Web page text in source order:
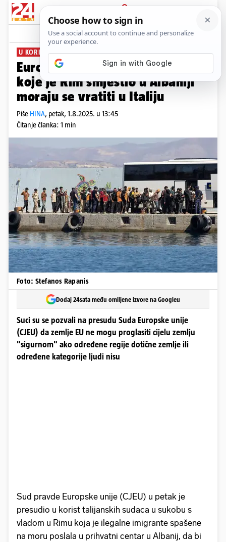
PRIJAVA
News Komentari
U KORIST TALIJANSKIH SUDACA
Europski sud odlučio: Imigranti
koje je Rim smjestio u Albaniji
moraju se vratiti u Italiju
Piše HINA, petak, 1.8.2025. u 13:45
Čitanje članka: 1 min
Foto: Stefanos Rapanis
Dodaj 24sata među omiljene izvore na Googleu
Suci su se pozvali na presudu Suda Europske unije
(CJEU) da zemlje EU ne mogu proglasiti cijelu zemlju
"sigurnom" ako određene regije dotične zemlje ili
određene kategorije ljudi nisu
Sud pravde Europske unije (CJEU) u petak je
presudio u korist talijanskih sudaca u sukobu s
vladom u Rimu koja je ilegalne imigrante spašene
na moru poslala u prihvatni centar u Albanij, da bi